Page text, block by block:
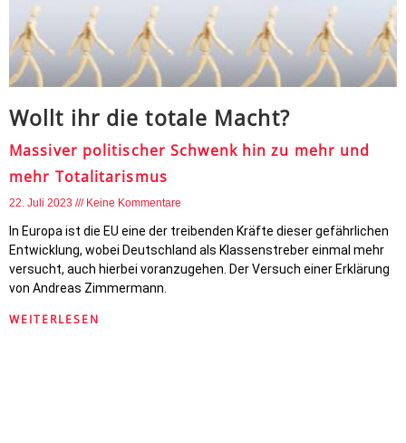
Wollt ihr die totale Macht?
Massiver politischer Schwenk hin zu mehr und
mehr Totalitarismus
22. Juli 2023 Keine Kommentare
In Europa ist die EU eine der treibenden Kräfte dieser gefährlichen
Entwicklung, wobei Deutschland als Klassenstreber einmal mehr
versucht, auch hierbei voranzugehen. Der Versuch einer Erklärung
von Andreas Zimmermann.
WEITERLESEN